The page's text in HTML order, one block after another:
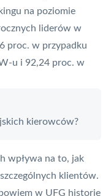
na poziomie
liderów w
proc. w przypadku
u i 92,24 proc. w
kierowców?
wpływa na to, jak
klientów.
w UFG historię